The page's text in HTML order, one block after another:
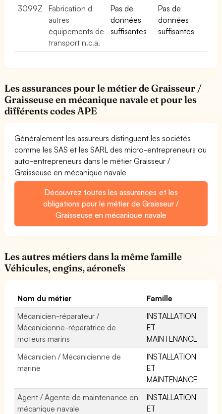
3099Z
Fabrication d
autres
équipements de
transport n.c.a.
Pas de
données
suffisantes
Pas de
données
suffisantes
Les assurances pour le métier de Graisseur /
Graisseuse en mécanique navale et pour les
différents codes APE
Généralement les assureurs distinguent les sociétés
comme les SAS et les SARL des micro-entrepreneurs ou
auto-entrepreneurs dans le métier Graisseur /
Graisseuse en mécanique navale
Découvrez toutes les assurances et les
obligations pour le métier de Graisseur /
Graisseuse en mécanique navale
Les autres métiers dans la même famille
Véhicules, engins, aéronefs
Nom du métier
Famille
Mécanicien-réparateur /
Mécanicienne-réparatrice de
moteurs marins
INSTALLATION
ET
MAINTENANCE
Mécanicien / Mécanicienne de
marine
INSTALLATION
ET
MAINTENANCE
Agent / Agente de maintenance en
mécanique navale
INSTALLATION
ET